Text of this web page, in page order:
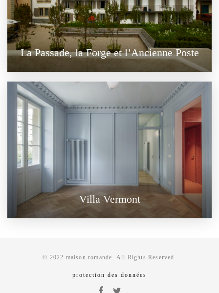
La Passade, la Forge et l’Ancienne Poste
Villa Vermont
© 2022 maison romande. All Rights Reserved.
protection des données